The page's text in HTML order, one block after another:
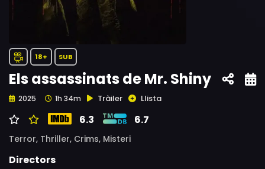
18+ SUB
Els assassinats de Mr. Shiny
2025 1h 34m Tràiler Llista
6.3 6.7
Terror, Thriller, Crims, Misteri
Directors